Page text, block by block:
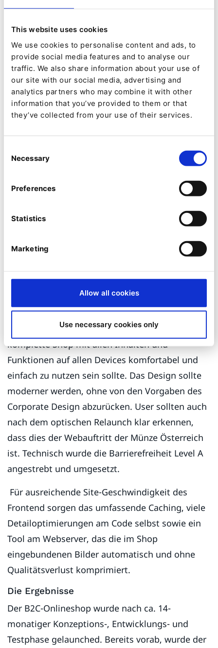
This website uses cookies
We use cookies to personalise content and ads, to
provide social media features and to analyse our
traffic. We also share information about your use of
our site with our social media, advertising and
analytics partners who may combine it with other
information that you’ve provided to them or that
they’ve collected from your use of their services.
Selection
Necessary
Preferences
Statistics
Marketing
Allow all cookies
Use necessary cookies only
entwickelt, die beliebig kombiniert und
umgereiht werden können. Von Beginn an wurde
hierbei auf Eignung für das spätere Responsive
Design sowie auf die Anforderungen hinsichtlich
Barrierefreiheit geachtet.
Die Inhaltsstruktur wurde gemeinsam mit dem
Kunden überarbeitet und fokussiert nun mehr
auf Themen. Gleichzeitig sind die Inhalte stark
vernetzt, was vor allem das Cross-Selling und
das Up-Selling fördern soll. Schon im Dropdown-
Menü haben Redakteure die Möglichkeit, flexible
Teaser-Elemente anzuzeigen, um auf Aktionen
oder relevante Themen hinzuweisen. Redakteure
können zudem sämtliche Contentelemente
selbst verändern und benötigen diesbezüglich
Modernes Design und perfekte Usability
Die größte Herausforderung hinsichtlich
optischem Erscheinungsbild war, dass der
komplette Shop mit allen Inhalten und
Funktionen auf allen Devices komfortabel und
einfach zu nutzen sein sollte. Das Design sollte
moderner werden, ohne von den Vorgaben des
Corporate Design abzurücken. User sollten auch
nach dem optischen Relaunch klar erkennen,
dass dies der Webauftritt der Münze Österreich
ist. Technisch wurde die Barrierefreiheit Level A
angestrebt und umgesetzt.
Für ausreichende Site-Geschwindigkeit des
Frontend sorgen das umfassende Caching, viele
Detailoptimierungen am Code selbst sowie ein
Tool am Webserver, das die im Shop
eingebundenen Bilder automatisch und ohne
Qualitätsverlust komprimiert.
Die Ergebnisse
Der B2C-Onlineshop wurde nach ca. 14-
monatiger Konzeptions-, Entwicklungs- und
Testphase gelaunched. Bereits vorab, wurde der